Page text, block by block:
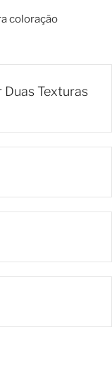
coloração
Duas Texturas